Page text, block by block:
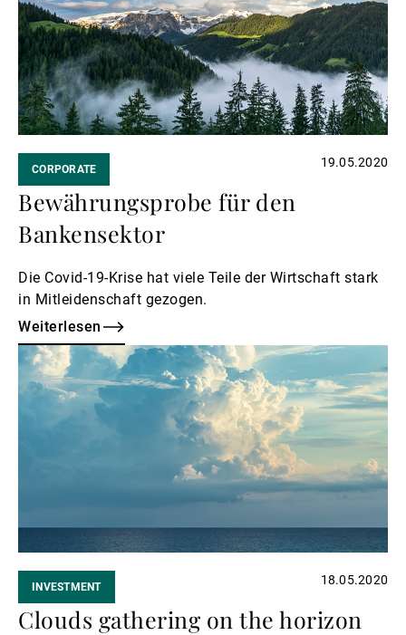
Externe Vermögensverwalter
Nachrichten und Insights
CORPORATE 19.05.2020
Bewährungsprobe für den
Bankensektor
Die Covid-19-Krise hat viele Teile der Wirtschaft stark
in Mitleidenschaft gezogen.
Weiterlesen
Weiterlesen
INVESTMENT 18.05.2020
Clouds gathering on the horizon